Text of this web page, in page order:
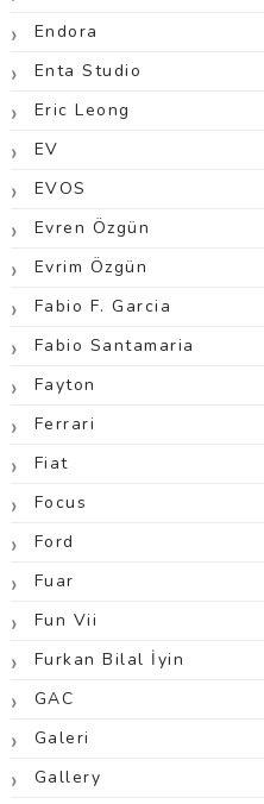
Endora
Enta Studio
Eric Leong
EV
EVOS
Evren Özgün
Evrim Özgün
Fabio F. Garcia
Fabio Santamaria
Fayton
Ferrari
Fiat
Focus
Ford
Fuar
Fun Vii
Furkan Bilal İyin
GAC
Galeri
Gallery